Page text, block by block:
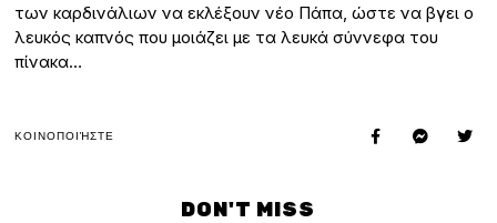
των καρδινάλιων να εκλέξουν νέο Πάπα, ώστε να βγει ο
λευκός καπνός που μοιάζει με τα λευκά σύννεφα του
πίνακα…
ΚΟΙΝΟΠΟΙΉΣΤΕ
DON'T MISS